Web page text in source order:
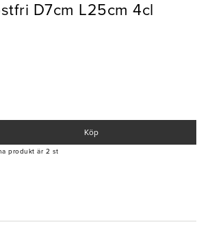
D7cm L25cm 4cl
Köp
produkt är 2 st